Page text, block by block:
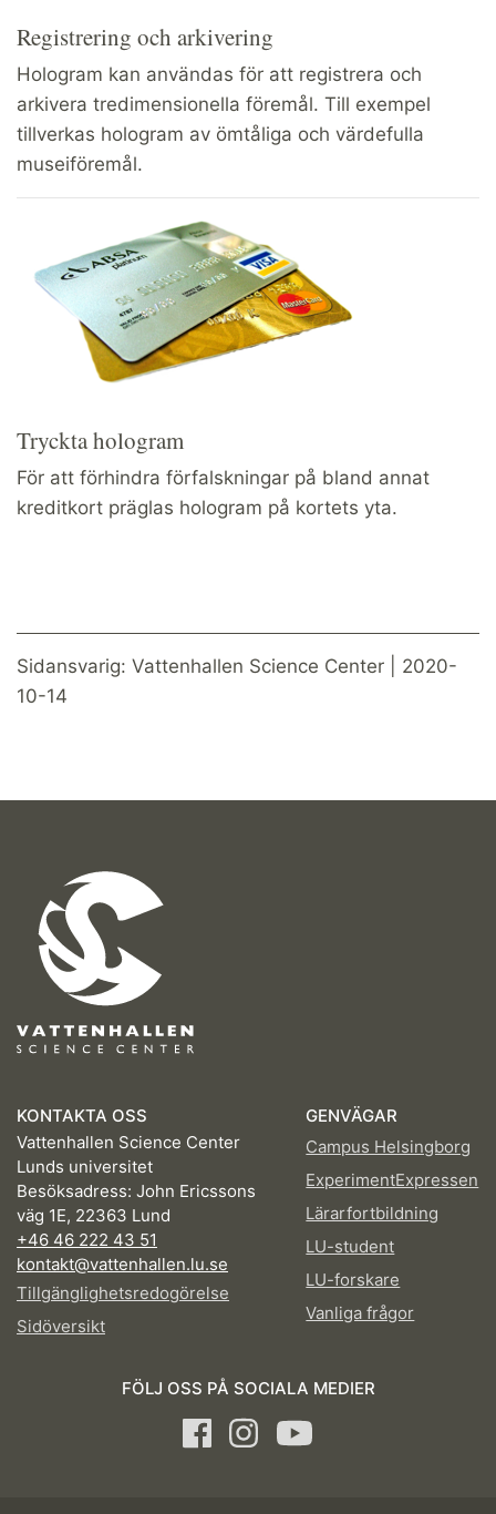
Registrering och arkivering
Hologram kan användas för att registrera och
arkivera tredimensionella föremål. Till exempel
tillverkas hologram av ömtåliga och värdefulla
museiföremål.
Tryckta hologram
För att förhindra förfalskningar på bland annat
kreditkort präglas hologram på kortets yta.
Sidansvarig: Vattenhallen Science Center | 2020-
10-14
KONTAKTA OSS
Vattenhallen Science Center
Lunds universitet
Besöksadress: John Ericssons
väg 1E, 22363 Lund
+46 46 222 43 51
kontakt@vattenhallen.lu.se
Tillgänglighetsredogörelse
Sidöversikt
GENVÄGAR
Campus Helsingborg
ExperimentExpressen
Lärarfortbildning
LU-student
LU-forskare
Vanliga frågor
FÖLJ OSS PÅ SOCIALA MEDIER
FacebookInstagram
Youtube